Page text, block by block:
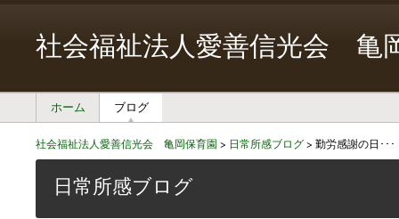
社会福祉法人愛善信光会 亀
ホーム ブログ
社会福祉法人愛善信光会 亀岡保育園 > 日常所感ブログ> 勤労感謝の日･･
日常所感ブログ